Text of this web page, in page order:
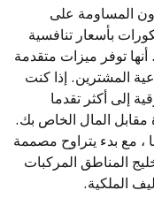
المساومة على
بأسعار تنافسية
توفر ميزات متقدمة
المشترين. إذا كنت
إلى أكثر تقدما
مقابل المال الخاص بك.
، مع بدء يتراوح مصممة
المناطق المركبات
الملكية.